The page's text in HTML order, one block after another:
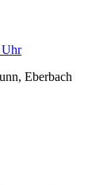
Uhr
Eberbach